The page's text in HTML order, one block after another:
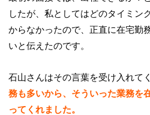
したが、私としてはどのタイミン
からなかったので、正直に在宅勤
いと伝えたのです。
石山さんはその言葉を受け入れて
務も多いから、そういった業務を
ってくれました。